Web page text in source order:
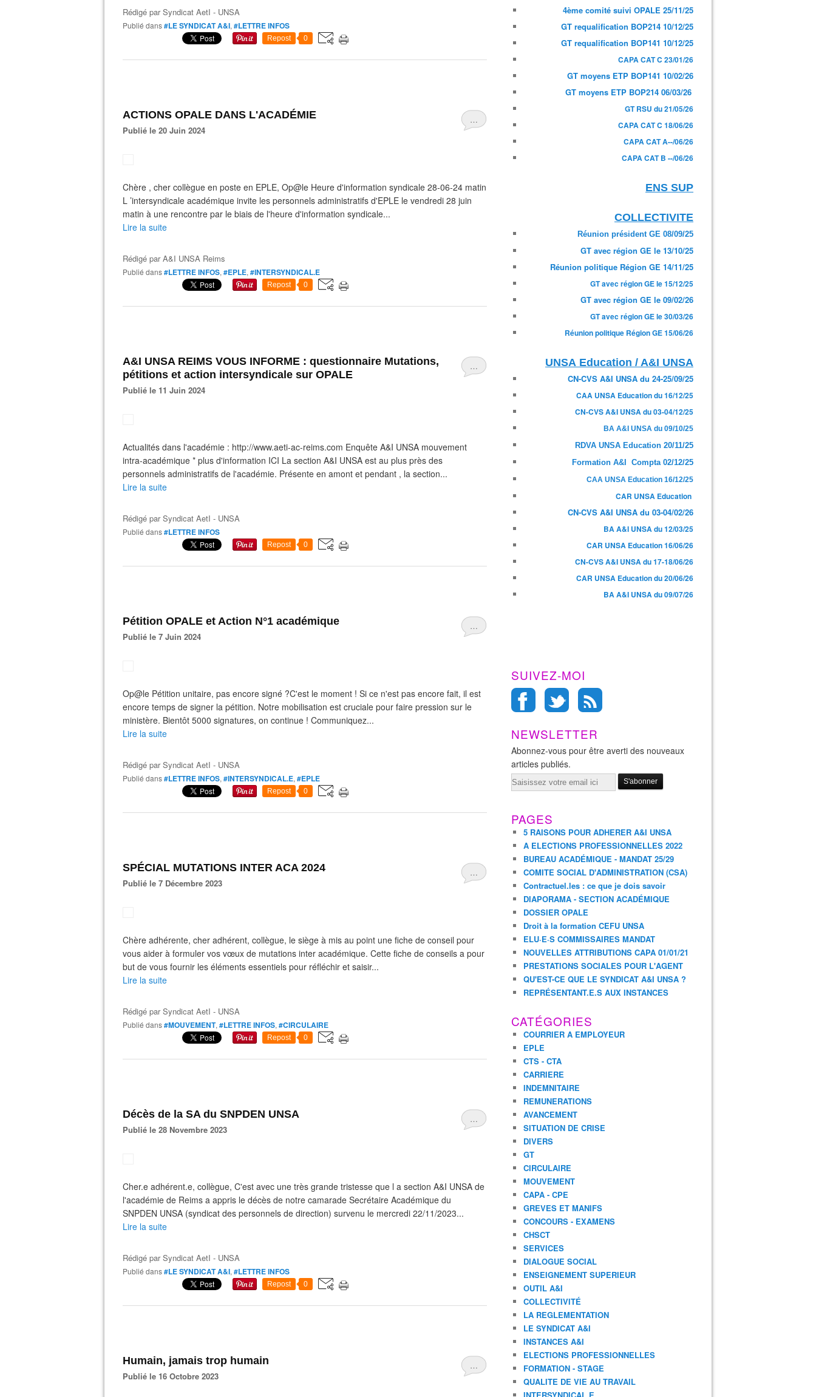
Rédigé parSyndicat AetI - UNSA
Publié dans#LE SYNDICAT A&I, #LETTRE INFOS
Repost 0
…
ACTIONS OPALE DANS L'ACADÉMIE
Publié le 20 Juin 2024
Chère , cher collègue en poste en EPLE, Op@le Heure d'information syndicale 28-06-24 matin
L ’intersyndicale académique invite les personnels administratifs d'EPLE le vendredi 28 juin
matin à une rencontre par le biais de l'heure d'information syndicale...
Lire la suite
Rédigé parA&I UNSA Reims
Publié dans#LETTRE INFOS, #EPLE, #INTERSYNDICAL.E
Repost 0
…
A&I UNSA REIMS VOUS INFORME : questionnaire Mutations,
pétitions et action intersyndicale sur OPALE
Publié le 11 Juin 2024
Actualités dans l'académie : http://www.aeti-ac-reims.com Enquête A&I UNSA mouvement
intra-académique * plus d'information ICI La section A&I UNSA est au plus près des
personnels administratifs de l'académie. Présente en amont et pendant , la section...
Lire la suite
Rédigé parSyndicat AetI - UNSA
Publié dans#LETTRE INFOS
Repost 0
…
Pétition OPALE et Action N°1 académique
Publié le 7 Juin 2024
Op@le Pétition unitaire, pas encore signé ?C'est le moment ! Si ce n'est pas encore fait, il est
encore temps de signer la pétition. Notre mobilisation est cruciale pour faire pression sur le
ministère. Bientôt 5000 signatures, on continue ! Communiquez...
Lire la suite
Rédigé parSyndicat AetI - UNSA
Publié dans#LETTRE INFOS, #INTERSYNDICAL.E, #EPLE
Repost 0
…
SPÉCIAL MUTATIONS INTER ACA 2024
Publié le 7 Décembre 2023
Chère adhérente, cher adhérent, collègue, le siège à mis au point une fiche de conseil pour
vous aider à formuler vos vœux de mutations inter académique. Cette fiche de conseils a pour
but de vous fournir les éléments essentiels pour réfléchir et saisir...
Lire la suite
Rédigé parSyndicat AetI - UNSA
Publié dans#MOUVEMENT, #LETTRE INFOS, #CIRCULAIRE
Repost 0
…
Décès de la SA du SNPDEN UNSA
Publié le 28 Novembre 2023
Cher.e adhérent.e, collègue, C'est avec une très grande tristesse que l a section A&I UNSA de
l'académie de Reims a appris le décès de notre camarade Secrétaire Académique du
SNPDEN UNSA (syndicat des personnels de direction) survenu le mercredi 22/11/2023...
Lire la suite
Rédigé parSyndicat AetI - UNSA
Publié dans#LE SYNDICAT A&I, #LETTRE INFOS
Repost 0
…
Humain, jamais trop humain
Publié le 16 Octobre 2023
4ème comité suivi OPALE 25/11/25
GT requalification BOP214 10/12/25
GT requalification BOP141 10/12/25
CAPA CAT C 23/01/26
GT moyens ETP BOP141 10/02/26
GT moyens ETP BOP214 06/03/26
GT RSU du 21/05/26
CAPA CAT C 18/06/26
CAPA CAT A--/06/26
CAPA CAT B --/06/26
ENS SUP
COLLECTIVITE
Réunion président GE 08/09/25
GT avec région GE le 13/10/25
Réunion politique Région GE 14/11/25
GT avec région GE le 15/12/25
GT avec région GE le 09/02/26
GT avec région GE le 30/03/26
Réunion politique Région GE 15/06/26
UNSA Education / A&I UNSA
CN-CVS A&I UNSA du 24-25/09/25
CAA UNSA Education du 16/12/25
CN-CVS A&I UNSA du 03-04/12/25
BA A&I UNSA du 09/10/25
RDVA UNSA Education 20/11/25
Formation A&I Compta 02/12/25
CAA UNSA Education 16/12/25
CAR UNSA Education
CN-CVS A&I UNSA du 03-04/02/26
BA A&I UNSA du 12/03/25
CAR UNSA Education 16/06/26
CN-CVS A&I UNSA du 17-18/06/26
CAR UNSA Education du 20/06/26
BA A&I UNSA du 09/07/26
SUIVEZ-MOI
NEWSLETTER
Abonnez-vous pour être averti des nouveaux
articles publiés.
Email
PAGES
5 RAISONS POUR ADHERER A&I UNSA
A ELECTIONS PROFESSIONNELLES 2022
BUREAU ACADÉMIQUE - MANDAT 25/29
COMITE SOCIAL D'ADMINISTRATION (CSA)
Contractuel.les : ce que je dois savoir
DIAPORAMA - SECTION ACADÉMIQUE
DOSSIER OPALE
Droit à la formation CEFU UNSA
ELU·E·S COMMISSAIRES MANDAT
NOUVELLES ATTRIBUTIONS CAPA 01/01/21
PRESTATIONS SOCIALES POUR L'AGENT
QU'EST-CE QUE LE SYNDICAT A&I UNSA ?
REPRÉSENTANT.E.S AUX INSTANCES
CATÉGORIES
COURRIER A EMPLOYEUR
EPLE
CTS - CTA
CARRIERE
INDEMNITAIRE
REMUNERATIONS
AVANCEMENT
SITUATION DE CRISE
DIVERS
GT
CIRCULAIRE
MOUVEMENT
CAPA - CPE
GREVES ET MANIFS
CONCOURS - EXAMENS
CHSCT
SERVICES
DIALOGUE SOCIAL
ENSEIGNEMENT SUPERIEUR
OUTIL A&I
COLLECTIVITÉ
LA REGLEMENTATION
LE SYNDICAT A&I
INSTANCES A&I
ELECTIONS PROFESSIONNELLES
FORMATION - STAGE
QUALITE DE VIE AU TRAVAIL